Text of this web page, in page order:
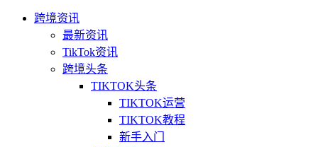
跨境资讯
最新资讯
TikTok资讯
跨境头条
TIKTOK头条
TIKTOK运营
TIKTOK教程
新手入门